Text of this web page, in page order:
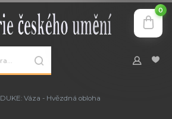
0
DUKE: Váza - Hvězdná obloha